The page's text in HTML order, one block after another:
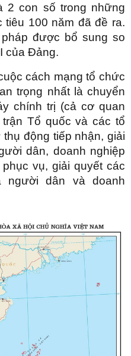
2 con số trong những
tiêu 100 năm đã đề ra.
được bổ sung so
của Đảng.
cách mạng tổ chức
trọng nhất là chuyển
chính trị (cả cơ quan
Tổ quốc và các tổ
động tiếp nhận, giải
dân, doanh nghiệp
vụ, giải quyết các
người dân và doanh